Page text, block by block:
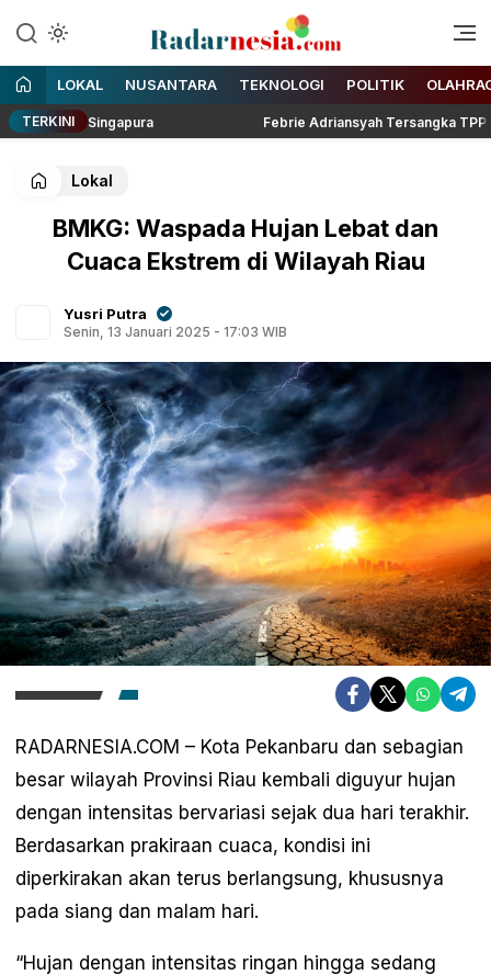
Radarnesia
Enak Dibaca
LOKAL NUSANTARA TEKNOLOGI POLITIK
TERKINI
Singapura Febrie Adriansyah Tersangka TPPU
Lokal
BMKG: Waspada Hujan Lebat dan
Cuaca Ekstrem di Wilayah Riau
Yusri Putra
Senin, 13 Januari 2025 - 17:03 WIB
RADARNESIA.COM – Kota Pekanbaru dan sebagian
besar wilayah Provinsi Riau kembali diguyur hujan
dengan intensitas bervariasi sejak dua hari terakhir.
Berdasarkan prakiraan cuaca, kondisi ini
diperkirakan akan terus berlangsung, khususnya
pada siang dan malam hari.
“Hujan dengan intensitas ringan hingga sedang